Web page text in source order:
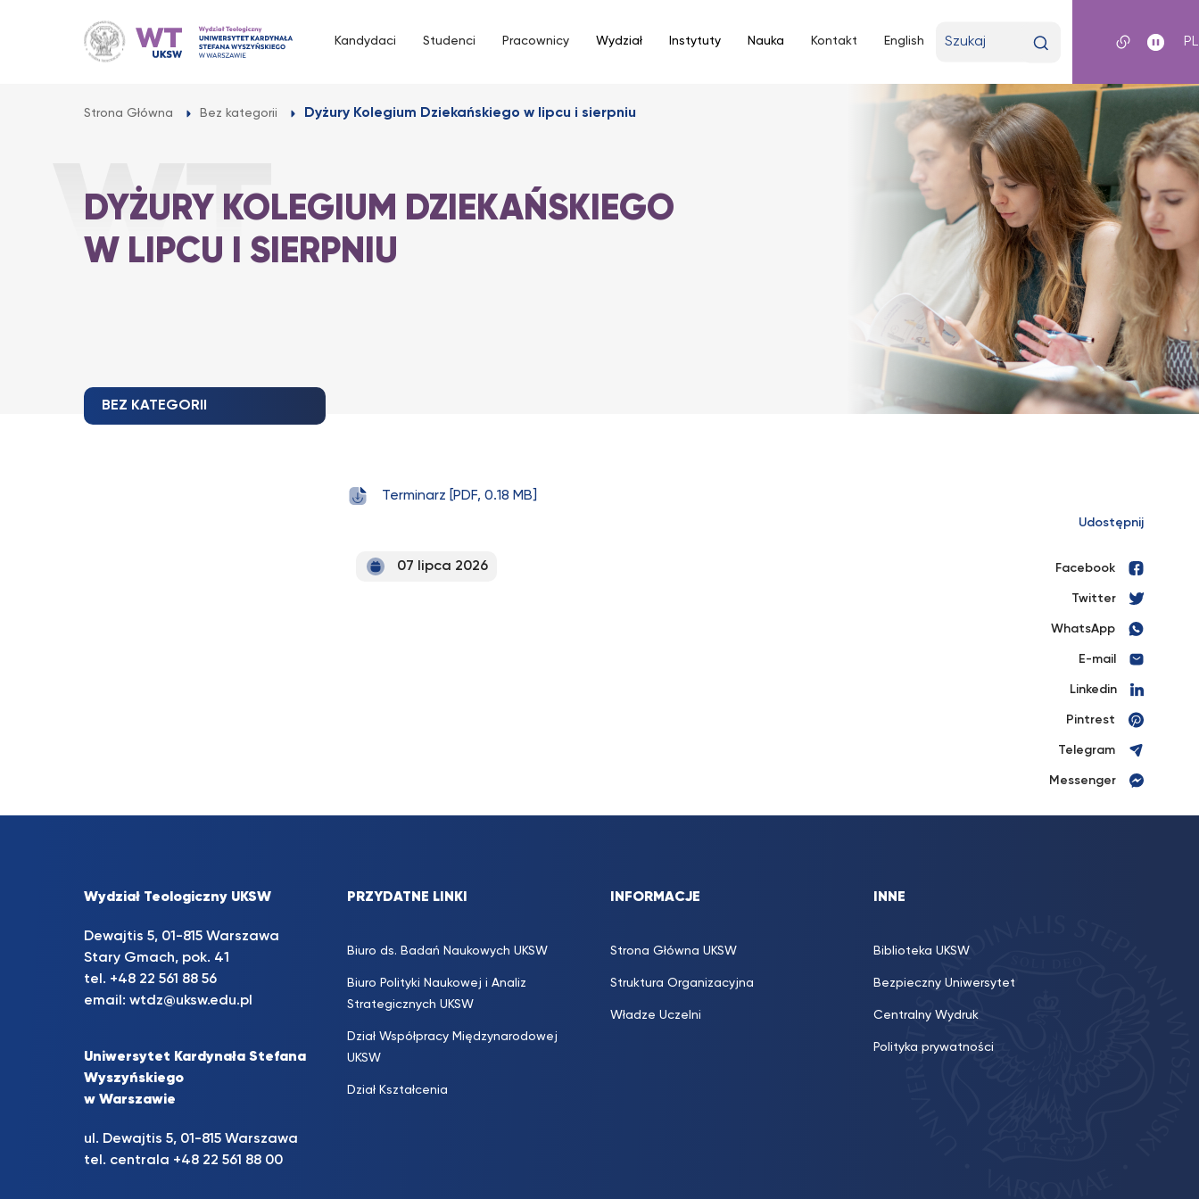
Kandydaci Studenci Pracownicy Wydział Instytuty Nauka Kontakt English
wyszukiwaną
Strona Główna Bez kategorii Dyżury Kolegium Dziekańskiego w lipcu i sierpniu
DYŻURY KOLEGIUM DZIEKAŃSKIEGO
W LIPCU I SIERPNIU
BEZ KATEGORII
Terminarz [PDF, 0.18 MB]
07 lipca 2026
Udostępnij
Facebook
Twitter
WhatsApp
E-mail
Linkedin
Pintrest
Telegram
Messenger
Wydział Teologiczny UKSW
Dewajtis 5, 01-815 Warszawa
Stary Gmach, pok. 41
tel. +48 22 561 88 56
email: wtdz@uksw.edu.pl
Uniwersytet Kardynała Stefana
Wyszyńskiego
w Warszawie
ul. Dewajtis 5, 01-815 Warszawa
tel. centrala +48 22 561 88 00
PRZYDATNE LINKI
Biuro ds. Badań Naukowych UKSW
Biuro Polityki Naukowej i Analiz
Strategicznych UKSW
Dział Współpracy Międzynarodowej
UKSW
Dział Kształcenia
INFORMACJE
Strona Główna UKSW
Struktura Organizacyjna
Władze Uczelni
INNE
Biblioteka UKSW
Bezpieczny Uniwersytet
Centralny Wydruk
Polityka prywatności